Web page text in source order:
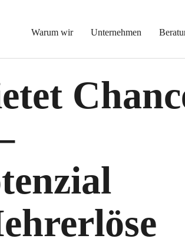
Warum wir Unternehmen